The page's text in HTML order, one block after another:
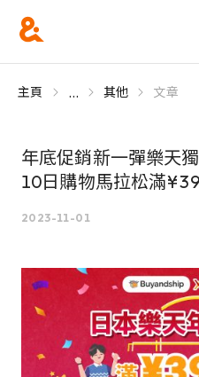
主頁 ... 其他 文章
年底促銷新一彈樂天
10日購物馬拉松滿
2023-11-01